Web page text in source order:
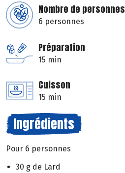
Nombre de personnes
6 personnes
Préparation
15 min
Cuisson
15 min
Ingrédients
Pour 6 personnes
30 g de Lard